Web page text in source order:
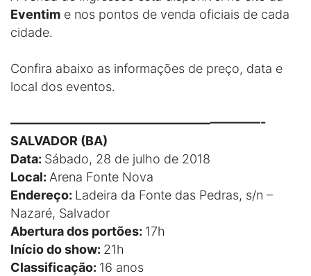
Eventim e nos pontos de venda oficiais de cada
cidade.
Confira abaixo as informações de preço, data e
local dos eventos.
————————————————————-
SALVADOR (BA)
Data: Sábado, 28 de julho de 2018
Local: Arena Fonte Nova
Endereço: Ladeira da Fonte das Pedras, s/n –
Nazaré, Salvador
Abertura dos portões: 17h
Início do show: 21h
Classificação: 16 anos